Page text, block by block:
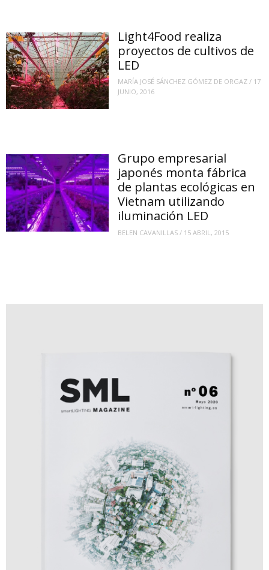
Light4Food realiza
proyectos de cultivos de
LED
MARÍA JOSÉ SÁNCHEZ GÓMEZ DE ORGAZ / 17
JUNIO, 2016
Grupo empresarial
japonés monta fábrica
de plantas ecológicas en
Vietnam utilizando
iluminación LED
BELEN CAVANILLAS / 15 ABRIL, 2015